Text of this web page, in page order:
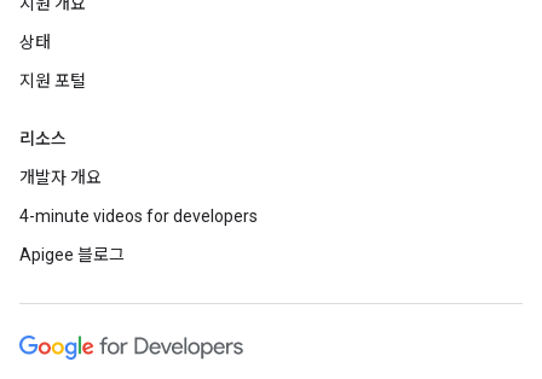
상태
지원 포털
리소스
개발자 개요
4-minute videos for developers
Apigee 블로그